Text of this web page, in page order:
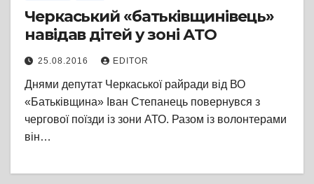
Черкаський «батьківщинівець»
навідав дітей у зоні АТО
25.08.2016 EDITOR
Днями депутат Черкаської райради від ВО
«Батьківщина» Іван Степанець повернувся з
чергової поїзди із зони АТО. Разом із волонтерами
він…